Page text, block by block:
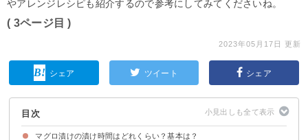
やアレンジレシピも紹介するので参考にしてみてくださいね。
( 3ページ目 )
2023年05月17日 更新
シェア ツイート シェア
目次
マグロ漬けの漬け時間はどれくらい？基本は？